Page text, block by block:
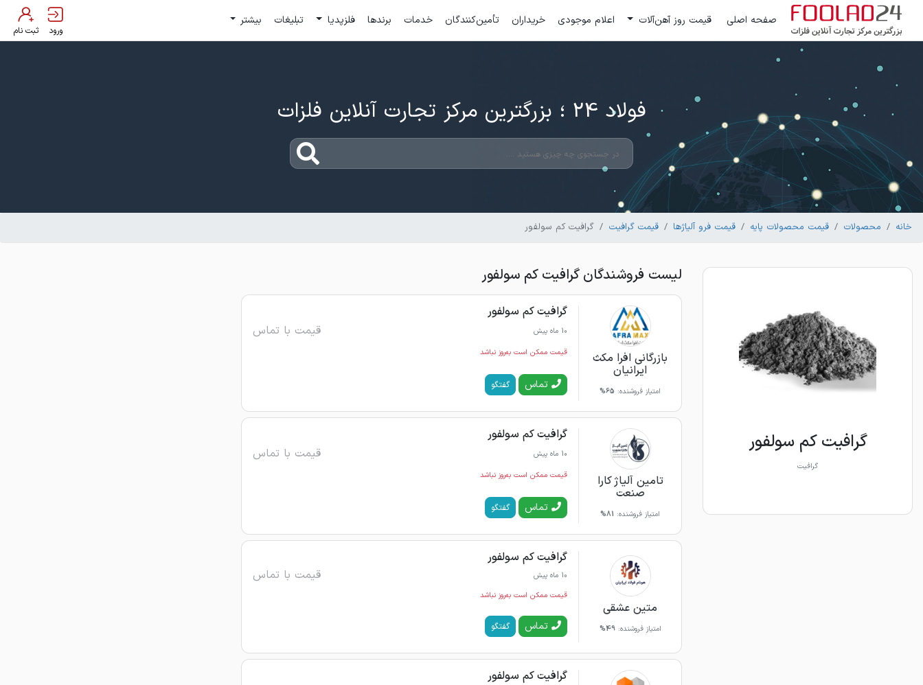
صفحه اصلی قیمت روز آهن‌آلات اعلام موجودی خریداران تأمین‌کنندگان خدمات برندها فلزپدیا تبلیغات بیشتر
ورود ثبت نام
فولاد 24 ؛ بزرگترین مرکز تجارت آنلاین فلزات
خانه محصولات قیمت محصولات پایه قیمت فرو آلیاژها قیمت گرافیت گرافیت کم سولفور
گرافیت کم سولفور
گرافیت
لیست فروشندگان گرافیت کم سولفور
بازرگانی افرا مکث
ایرانیان
امتیاز فروشنده: 65%
گرافیت کم سولفور
10 ماه پیش قیمت با تماس
قیمت ممکن است به‌روز نباشد
تماس گفتگو
تامین آلیاژ کارا
صنعت
امتیاز فروشنده: 81%
گرافیت کم سولفور
10 ماه پیش قیمت با تماس
قیمت ممکن است به‌روز نباشد
تماس گفتگو
متین عشقی
امتیاز فروشنده:49%
گرافیت کم سولفور
10 ماه پیش قیمت با تماس
قیمت ممکن است به‌روز نباشد
تماس گفتگو
گرافیت کم سولفور